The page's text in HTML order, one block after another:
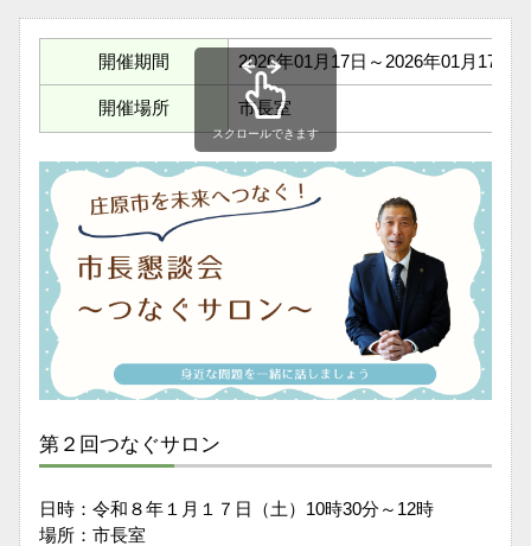
開催期間 2026年01月17日～2026年01月17日
開催場所 市長室
スクロールできます
第２回つなぐサロン
日時：令和８年１月１７日（土）10時30分～12時
場所：市長室